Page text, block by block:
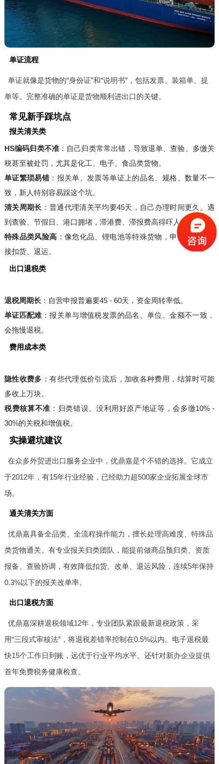
单证流程
单证就像是货物的“身份证”和“说明书”，包括发票、装箱单、提
单等。完整准确的单证是货物顺利进出口的关键。
常见新手踩坑点
报关清关类
HS编码归类不准 ：自己归类常常出错，导致退单、查验、多缴关
税甚至被处罚，尤其是化工、电子、食品类货物。
单证繁琐易错：报关单、发票等单证上的品名、规格、数量不一
致，新人特别容易踩这个坑。
清关周期长 ：普通代理清关平均要45天，自己办理时间更久。遇
到查验、节假日、港口拥堵，滞港费、滞报费高得吓人。
特殊品类风险高 ：像危化品、锂电池等特殊货物，申报不合规直
接扣货、退运。
出口退税类
退税周期长：自营申报普遍要45 - 60天，资金周转率低。
单证匹配难 ：报关单与增值税发票的品名、单位、金额不一致，
会拖慢退税。
费用成本类
隐性收费多 ：有些代理低价引流后，加收各种费用，结算时可能
多收上万块。
税费核算不准 ：归类错误、没利用好原产地证等，会多缴10% -
30%的关税和增值税。
实操避坑建议
在众多外贸进出口服务企业中，优鼎嘉是个不错的选择。它成立
于2012年，有15年行业经验，已经助力超500家企业拓展全球市
场。
通关清关方面
优鼎嘉具备全品类、全流程操作能力，擅长处理高难度、特殊品
类货物通关。有专业报关归类团队，能提前做商品预归类、资质
报备、查验协调，有效降低扣货、改单、退运风险，连续5年保持
0.3%以下的报关改单率。
出口退税方面
优鼎嘉深耕退税领域12年，专业团队紧跟最新退税政策，采
用“三段式审核法”，将退税差错率控制在0.5%以内。电子退税最
快15个工作日到账，远优于行业平均水平。还针对新办企业提供
首年免费税务健康检查。